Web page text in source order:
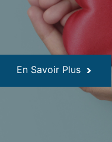
En Savoir Plus